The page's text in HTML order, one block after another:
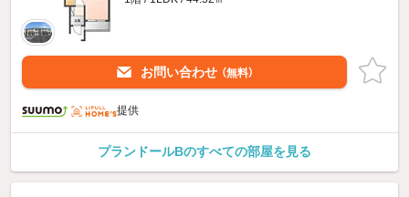
お問い合わせ （無料）
提供
プランドールBのすべての部屋を見る